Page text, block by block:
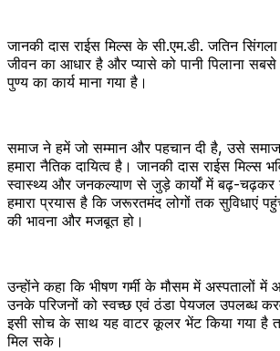
जानकी दास राईस मिल्स के सी.एम.डी. जतिन
जीवन का आधार है और प्यासे को पानी पिलाना सबसे
पुण्य का कार्य माना गया है।
समाज ने हमें जो सम्मान और पहचान दी है, उसे समाज
हमारा नैतिक दायित्व है। जानकी दास राईस मिल्स
स्वास्थ्य और जनकल्याण से जुड़े कार्यों में बढ़-चढ़कर
हमारा प्रयास है कि जरूरतमंद लोगों तक सुविधाएं
की भावना और मजबूत हो।
उन्होंने कहा कि भीषण गर्मी के मौसम में अस्पतालों
उनके परिजनों को स्वच्छ एवं ठंडा पेयजल उपलब्ध
इसी सोच के साथ यह वाटर कूलर भेंट किया गया है
मिल सके।